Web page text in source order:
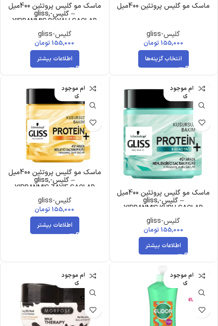
ماسک مو گلیس پروتئین 400میل
گلیس-gliss
155,000 تومان
انتخاب گزینه‌ها
ماسک مو گلیس پروتئین 400میل
– گلیس-gliss,
YIPRANMIS,BOYALI SACLAR
گلیس-gliss
155,000 تومان
اطلاعات بیشتر
اتمام موجود
ی
ماسک مو گلیس پروتئین 400میل
– گلیس-gliss,
YIPRANMIS,KURU SACLAR
گلیس-gliss
155,000 تومان
اطلاعات بیشتر
اتمام موجود
ی
ماسک مو گلیس پروتئین 400میل
– گلیس-gliss,
YIPRANMIS,ZAYIF SACLAR
گلیس-gliss
155,000 تومان
اطلاعات بیشتر
اتمام موجود
ی
اتمام موجود
ی